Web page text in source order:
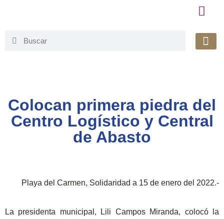
Colocan primera piedra del
Centro Logístico y Central
de Abasto
Playa del Carmen, Solidaridad a 15 de enero del 2022.-
La presidenta municipal, Lili Campos Miranda, colocó la